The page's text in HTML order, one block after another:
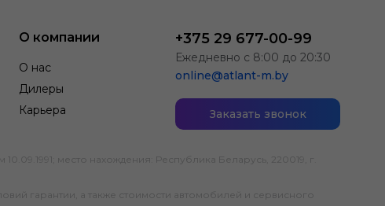
О компании
О нас
Дилеры
Карьера
+375 29 677-00-99
Ежедневно с 8:00 до 20:30
online@atlant-m.by
Заказать звонок
место нахождения: Республика Беларусь, 220019, г.
гарантии, а также стоимости автомобилей и сервисного